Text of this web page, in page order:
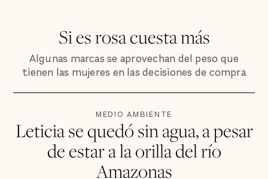
Si es rosa cuesta más
Algunas marcas se aprovechan del peso que
tienen las mujeres en las decisiones de compra
MEDIO AMBIENTE
Leticia se quedó sin agua, a pesar
de estar a la orilla del río
Amazonas